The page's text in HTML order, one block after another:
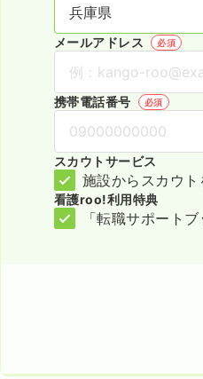
メールアドレス 必須
携帯電話番号 必須
スカウトサービス
施設からスカウト
看護roo!利用特典
「転職サポート